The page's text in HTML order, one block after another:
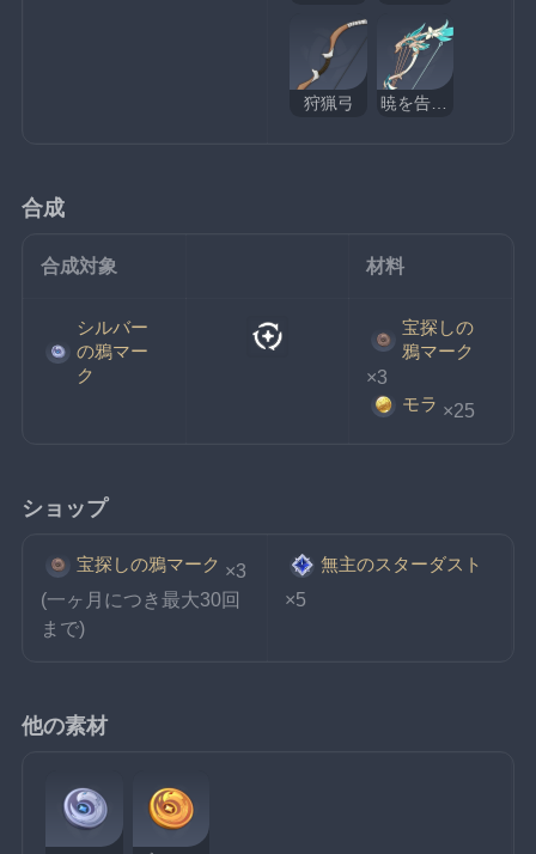
狩猟弓
合成
合成対象 材料
シルバー
の鴉マー
ク
宝探しの
鴉マーク
×3
モラ ×25
ショップ
宝探しの鴉マーク ×3
(一ヶ月につき最大30回
まで)
無主のスターダスト
×5
他の素材